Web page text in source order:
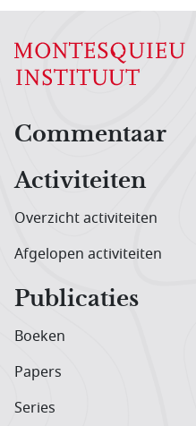
Commentaar
Activiteiten
Overzicht activiteiten
Afgelopen activiteiten
Publicaties
Boeken
Papers
Series